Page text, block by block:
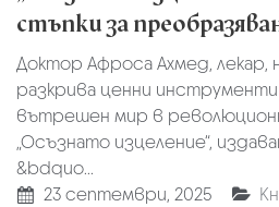
стъпки за
Доктор Афроса Ахмед, лекар,
разкрива ценни инструменти
вътрешен мир в
„Осъзнато изцеление“,
&bdquo...
23 септември, 2025